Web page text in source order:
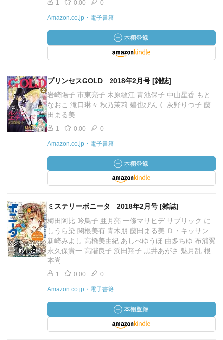
1 0.00 0
Amazon.co.jp・電子書籍
プリンセスGOLD 2018年2月号 [雑誌]
岩崎陽子 市東亮子 木原敏江 青池保子 中山星香 もと
なおこ 滝口琳々 秋乃茉莉 碧也ぴんく 灰野りつ子 藤
田まる美
1 0.00 0
Amazon.co.jp・電子書籍
ミステリーボニータ 2018年2月号 [雑誌]
梅田阿比 吟鳥子 亜月亮 一條マサヒデ サブリック に
しうら染 関根美有 青木朋 藤田まる美 Ｄ・キッサン
新崎みよし 高橋美由紀 あしべゆうほ 由多ちゆ 布浦翼
永久保貴一 高階良子 浜田翔子 黒井あがさ 魅月乱 根
本尚
1 0.00 0
Amazon.co.jp・電子書籍